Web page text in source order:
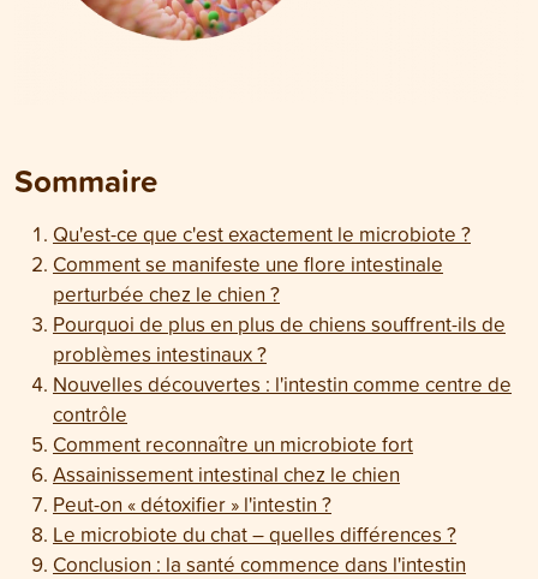
Sommaire
Qu'est-ce que c'est exactement le microbiote ?
Comment se manifeste une flore intestinale
perturbée chez le chien ?
Pourquoi de plus en plus de chiens souffrent-ils de
problèmes intestinaux ?
Nouvelles découvertes : l'intestin comme centre de
contrôle
Comment reconnaître un microbiote fort
Assainissement intestinal chez le chien
Peut-on « détoxifier » l'intestin ?
Le microbiote du chat – quelles différences ?
Conclusion : la santé commence dans l'intestin